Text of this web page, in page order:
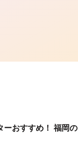
ーおすすめ！ 福岡の